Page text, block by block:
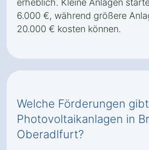
erheblich. Kleine Anlagen
6.000 €, während größere
20.000 € kosten können.
Welche Förderungen
Photovoltaikanlagen in
Oberadlfurt?